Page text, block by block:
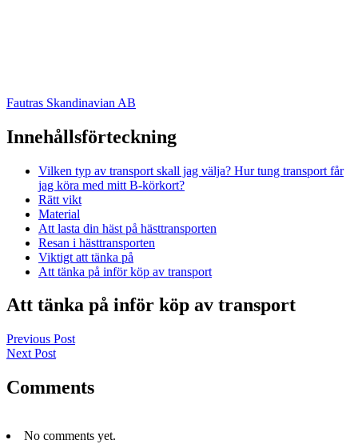
Fautras Skandinavian AB
Innehållsförteckning
Vilken typ av transport skall jag välja? Hur tung transport får
jag köra med mitt B-körkort?
Rätt vikt
Material
Att lasta din häst på hästtransporten
Resan i hästtransporten
Viktigt att tänka på
Att tänka på inför köp av transport
Att tänka på inför köp av transport
Previous Post
Next Post
Comments
No comments yet.